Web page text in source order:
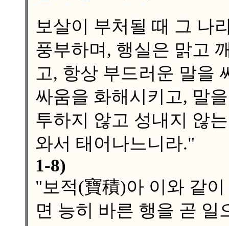
보살이 부처될 때 그 나
풍부하며, 행실은 맑고
고, 항상 부드러운 말을
싸움을 화해시키고, 말
투하지 않고 성내지 않
와서 태어나느니라."
1-8)
"보적(寶積)아 이와 같
면 능히 바른 행을 곧 일